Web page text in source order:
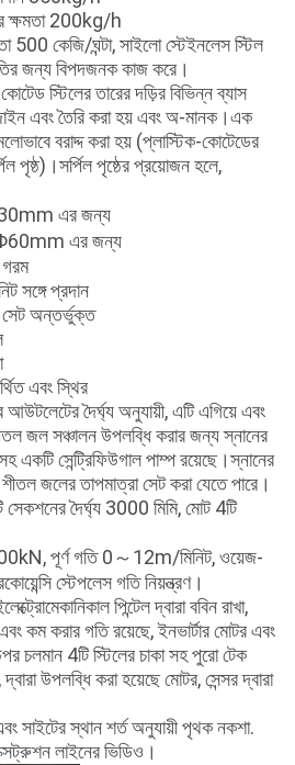
ক্ষমতা 200kg/h
500 কেজি/ঘন্টা, সাইলো স্টেইনলেস স্টিল
জন্য বিপদজনক কাজ করে।
স্টিলের তারের দড়ির বিভিন্ন ব্যাস
এবং তৈরি করা হয় এবং অ-মানক।এক
বরাদ্দ করা হয় (প্লাস্টিক-কোটেডের
পৃষ্ঠ)।সর্পিল পৃষ্ঠের প্রয়োজন হলে,
এর জন্য
এর জন্য
গরম
সঙ্গে প্রদান
অন্তর্ভুক্ত
এবং স্থির
দৈর্ঘ্য অনুযায়ী, এটি এগিয়ে এবং
জল সঞ্চালন উপলব্ধি করার জন্য স্নানের
সেন্ট্রিফিউগাল পাম্প রয়েছে।স্নানের
জলের তাপমাত্রা সেট করা যেতে পারে।
সেকশনের দৈর্ঘ্য 3000 মিমি, মোট 4টি
পূর্ণ গতি 0～12m/মিনিট, ওয়েজ-
স্টেপলেস গতি নিয়ন্ত্রণ।
পিন্টেল দ্বারা ববিন রাখা,
কম করার গতি রয়েছে, ইনভার্টার মোটর এবং
চলমান 4টি স্টিলের চাকা সহ পুরো টেক
উপলব্ধি করা হয়েছে মোটর, সেন্সর দ্বারা
সাইটের স্থান শর্ত অনুযায়ী পৃথক নকশা.
লাইনের ভিডিও।